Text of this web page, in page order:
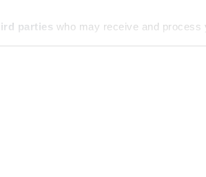
parties who may receive and process
le développement d’un